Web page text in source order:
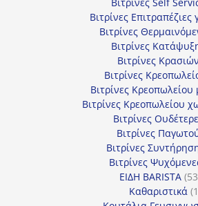
Βιτρίνες Επιτραπέζιες
Βιτρίνες
Βιτρίνες
Βιτρίνες Κρασιών
Βιτρίνες
Βιτρίνες Κρεοπωλείου
Βιτρίνες Κρεοπωλείου
Βιτρίνες
Βιτρίνες
Βιτρίνες
Βιτρίνες
ΕΙΔΗ BARISTA 53
Καθαριστικά 1